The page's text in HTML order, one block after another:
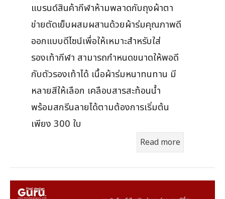
แบรนด์สินค้ากีฬาห้ามพลาดกับถุงผ้าตา
ข่ายตัดเย็บผสมผสานด้วยผ้าร่มคุณภาพดี
ออกแบบดีไซน์เพื่อให้เหมาะสำหรับใส่
รองเท้ากีฬา สามารถกำหนดขนาดให้พอดี
กับตัวรองเท้าได้ เนื้อผ้าร่มหนาทนทาน มี
หลายสีให้เลือก เคลือบสารสะท้อนน้ำ
พร้อมสกรีนลายได้ตามต้องการเริ่มต้น
เพียง 300 ใบ
Read more